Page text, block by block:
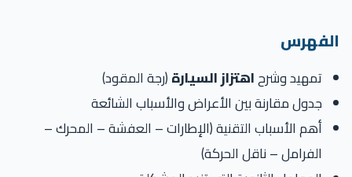
تمهيد وشرحاهتزاز السيارة(رجة المقود)
جدول مقارنة بين الأعراض والأسباب الشائعة
أهم الأسباب التقنية (الإطارات – العفشة – المحرك –
الفرامل – ناقل الحركة)